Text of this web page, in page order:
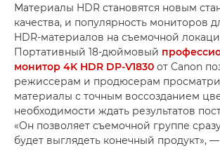
Материалы HDR становятся новым
качества, и популярность мониторов
HDR-материалов на съемочной
Портативный 18-дюймовый
монитор 4K HDR DP-V1830 от Canon
режиссерам и продюсерам
материалы с точным воссозданием
необходимости ждать результатов
«Он позволяет съемочной группе
будет выглядеть конечный продукт»,